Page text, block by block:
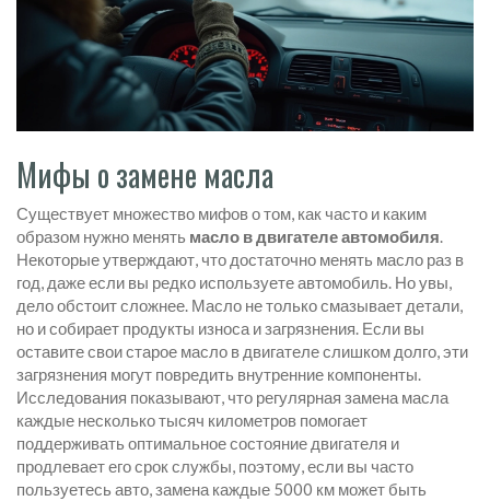
Мифы о замене масла
Существует множество мифов о том, как часто и каким
образом нужно менять масло в двигателе автомобиля.
Некоторые утверждают, что достаточно менять масло раз в
год, даже если вы редко используете автомобиль. Но увы,
дело обстоит сложнее. Масло не только смазывает детали,
но и собирает продукты износа и загрязнения. Если вы
оставите свои старое масло в двигателе слишком долго, эти
загрязнения могут повредить внутренние компоненты.
Исследования показывают, что регулярная замена масла
каждые несколько тысяч километров помогает
поддерживать оптимальное состояние двигателя и
продлевает его срок службы, поэтому, если вы часто
пользуетесь авто, замена каждые 5000 км может быть